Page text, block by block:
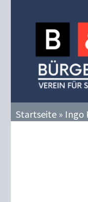
Startseite » Ingo